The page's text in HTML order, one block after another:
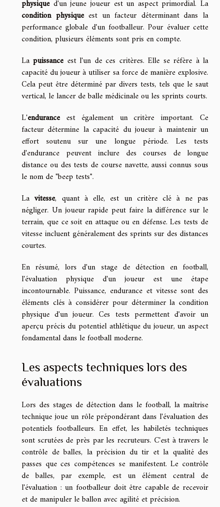
physiqued'un jeune joueur est un aspect primordial. La
condition physiqueest un facteur déterminant dans la
performance globale d'un footballeur. Pour évaluer cette
condition, plusieurs éléments sont pris en compte.
Lapuissanceest l'un de ces critères. Elle se réfère à la
capacité du joueur à utiliser sa force de manière explosive.
Cela peut être déterminé par divers tests, tels que le saut
vertical, le lancer de balle médicinale ou les sprints courts.
L'enduranceest également un critère important. Ce
facteur détermine la capacité du joueur à maintenir un
effort soutenu sur une longue période. Les tests
d'endurance peuvent inclure des courses de longue
distance ou des tests de course navette, aussi connus sous
le nom de "beep tests".
Lavitesse, quant à elle, est un critère clé à ne pas
négliger. Un joueur rapide peut faire la différence sur le
terrain, que ce soit en attaque ou en défense. Les tests de
vitesse incluent généralement des sprints sur des distances
courtes.
En résumé, lors d'un stage de détection en football,
l'évaluation physique d'un joueur est une étape
incontournable. Puissance, endurance et vitesse sont des
éléments clés à considérer pour déterminer la condition
physique d'un joueur. Ces tests permettent d'avoir un
aperçu précis du potentiel athlétique du joueur, un aspect
fondamental dans le football moderne.
Les aspects techniques lors des
évaluations
Lors des stages de détection dans le football, la maîtrise
technique joue un rôle prépondérant dans l'évaluation des
potentiels footballeurs. En effet, les habiletés techniques
sont scrutées de près par les recruteurs. C'est à travers le
contrôle de balles, la précision du tir et la qualité des
passes que ces compétences se manifestent. Le contrôle
de balles, par exemple, est un élément central de
l'évaluation : un footballeur doit être capable de recevoir
et de manipuler le ballon avec agilité et précision.